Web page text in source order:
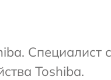
Toshiba.